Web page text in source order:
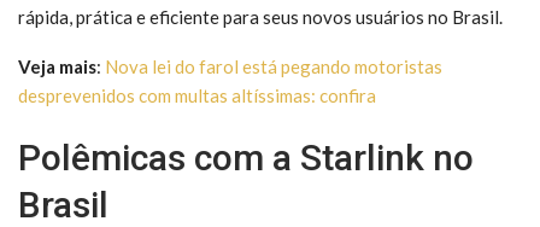
rápida, prática e eficiente para seus novos usuários no Brasil.
Veja mais: Nova lei do farol está pegando motoristas
desprevenidos com multas altíssimas: confira
Polêmicas com a Starlink no
Brasil